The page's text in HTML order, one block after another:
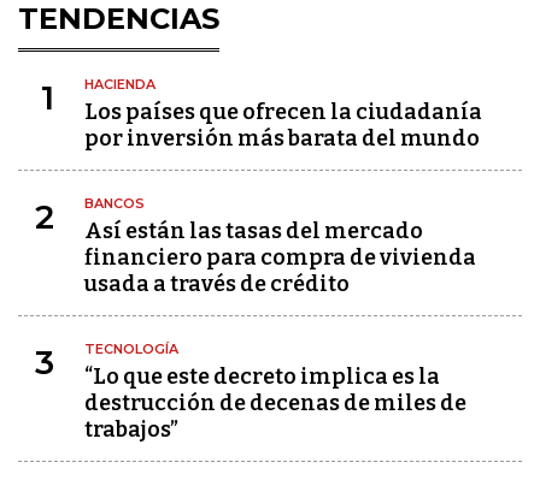
TENDENCIAS
1 HACIENDA
Los países que ofrecen la ciudadanía
por inversión más barata del mundo
2 BANCOS
Así están las tasas del mercado
financiero para compra de vivienda
usada a través de crédito
3 TECNOLOGÍA
“Lo que este decreto implica es la
destrucción de decenas de miles de
trabajos”